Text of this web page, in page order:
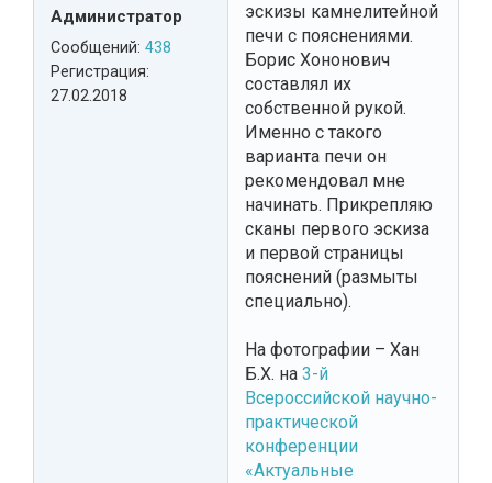
Администратор
Сообщений: 438
Регистрация:
27.02.2018
эскизы камнелитейной
печи с пояснениями.
Борис Хононович
составлял их
собственной рукой.
Именно с такого
варианта печи он
рекомендовал мне
начинать. Прикрепляю
сканы первого эскиза
и первой страницы
пояснений (размыты
специально).
На фотографии – Хан
Б.Х. на 3-й
Всероссийской научно-
практической
конференции
«Актуальные